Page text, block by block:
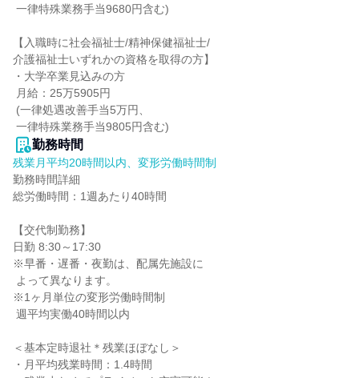
【入職時に社会福祉士/精神保健福祉士/
介護福祉士いずれかの資格を取得の方】
・大学卒業見込みの方
一律特殊業務手当9805円含む)
勤務時間
残業月平均20時間以内、変形労働時間制
勤務時間詳細
総労働時間：1週あたり40時間
【交代制勤務】
日勤 8:30～17:30
※早番・遅番・夜勤は、配属先施設に
※1ヶ月単位の変形労働時間制
＜基本定時退社＊残業ほぼなし＞
・月平均残業時間：1.4時間